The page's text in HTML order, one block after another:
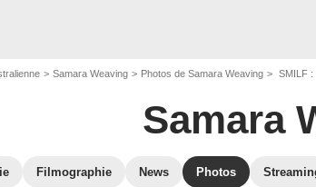
Samara Weaving Photos de Samara Weaving SMILF :
Samara
Filmographie News Photos